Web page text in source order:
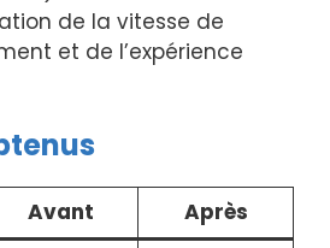
de la vitesse de
et de l’expérience
Avant Après